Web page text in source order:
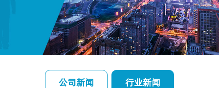
公司新闻 行业新闻